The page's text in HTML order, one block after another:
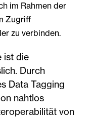
im Rahmen der
Zugriff
zu verbinden.
ist die
Durch
Data Tagging
nahtlos
von